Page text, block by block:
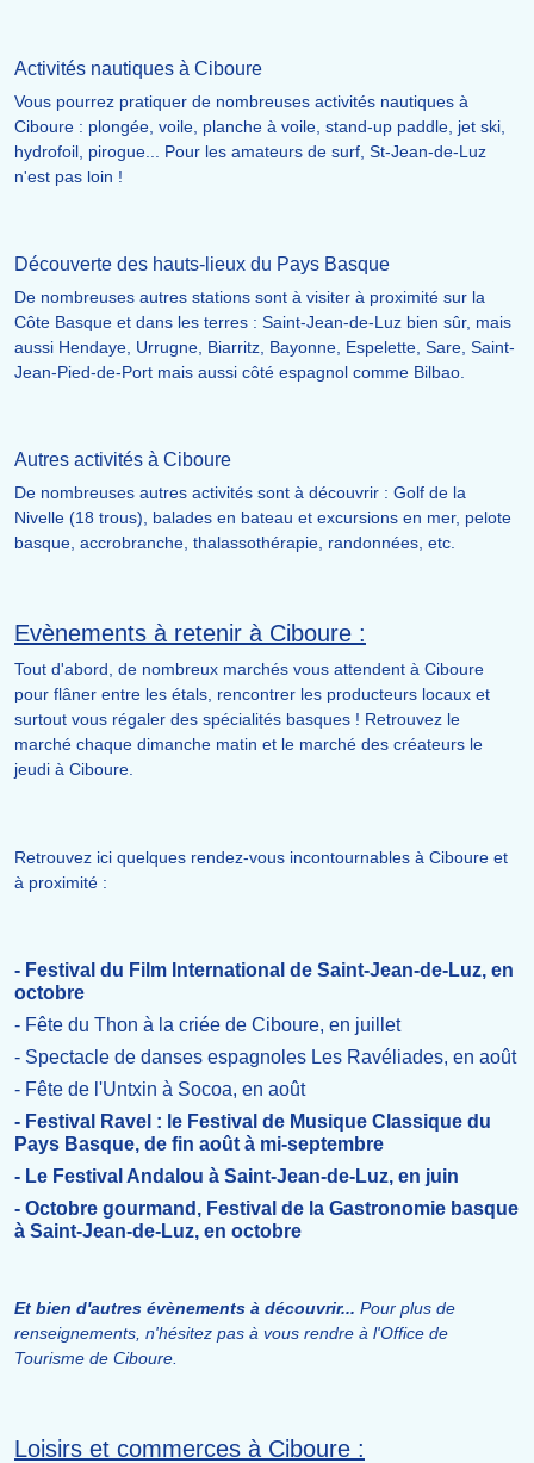
Activités nautiques à Ciboure
Vous pourrez pratiquer de nombreuses activités nautiques à
Ciboure : plongée, voile, planche à voile, stand-up paddle, jet ski,
hydrofoil, pirogue... Pour les amateurs de surf, St-Jean-de-Luz
n'est pas loin !
Découverte des hauts-lieux du Pays Basque
De nombreuses autres stations sont à visiter à proximité sur la
Côte Basque et dans les terres : Saint-Jean-de-Luz bien sûr, mais
aussi Hendaye, Urrugne, Biarritz, Bayonne, Espelette, Sare, Saint-
Jean-Pied-de-Port mais aussi côté espagnol comme Bilbao.
Autres activités à Ciboure
De nombreuses autres activités sont à découvrir : Golf de la
Nivelle (18 trous), balades en bateau et excursions en mer, pelote
basque, accrobranche, thalassothérapie, randonnées, etc.
Evènements à retenir à Ciboure :
Tout d'abord, de nombreux marchés vous attendent à Ciboure
pour flâner entre les étals, rencontrer les producteurs locaux et
surtout vous régaler des spécialités basques ! Retrouvez le
marché chaque dimanche matin et le marché des créateurs le
jeudi à Ciboure.
Retrouvez ici quelques rendez-vous incontournables à Ciboure et
à proximité :
- Festival du Film International de Saint-Jean-de-Luz, en
octobre
- Fête du Thon à la criée de Ciboure, en juillet
- Spectacle de danses espagnoles Les Ravéliades, en août
- Fête de l'Untxin à Socoa, en août
- Festival Ravel : le Festival de Musique Classique du
Pays Basque, de fin août à mi-septembre
- Le Festival Andalou à Saint-Jean-de-Luz, en juin
- Octobre gourmand, Festival de la Gastronomie basque
à Saint-Jean-de-Luz, en octobre
Et bien d'autres évènements à découvrir... Pour plus de
renseignements, n'hésitez pas à vous rendre à l'Office de
Tourisme de Ciboure.
Loisirs et commerces à Ciboure :